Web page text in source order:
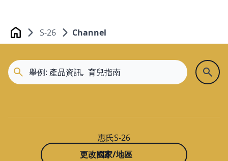
規劃路線
大樹斗六民生
雲林縣斗六市民生南路192號
規劃路線
Home S-26 Channel
惠氏S-26
更改國家/地區